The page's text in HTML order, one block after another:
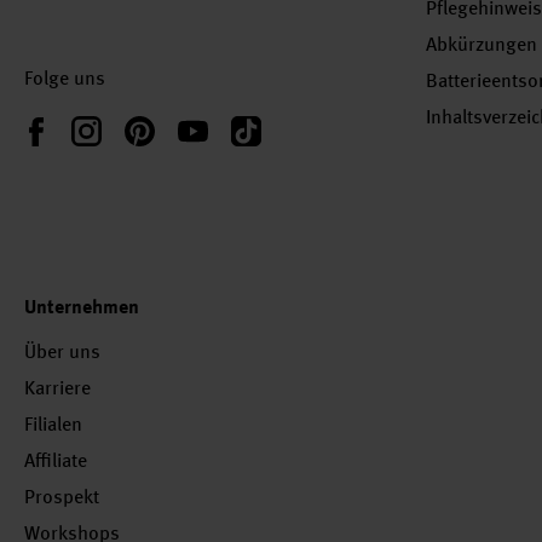
Folge uns
FacebookInstagramPinterestYouTubeTikTok
Abkürzungen
Unternehmen
Über uns
Karriere
Filialen
Affiliate
Prospekt
Workshops